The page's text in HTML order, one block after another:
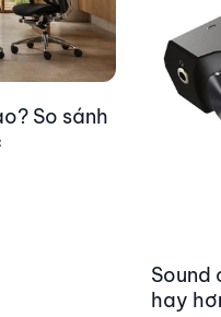
So sánh
Sound
hay